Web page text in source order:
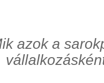
azok a